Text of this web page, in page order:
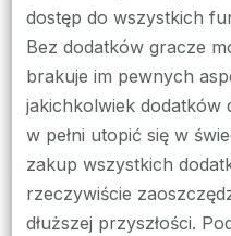
dostęp do wszystkich
Bez dodatków gracze
brakuje im pewnych
jakichkolwiek dodatków
w pełni utopić się w
zakup wszystkich
rzeczywiście
dłuższej przyszłości.